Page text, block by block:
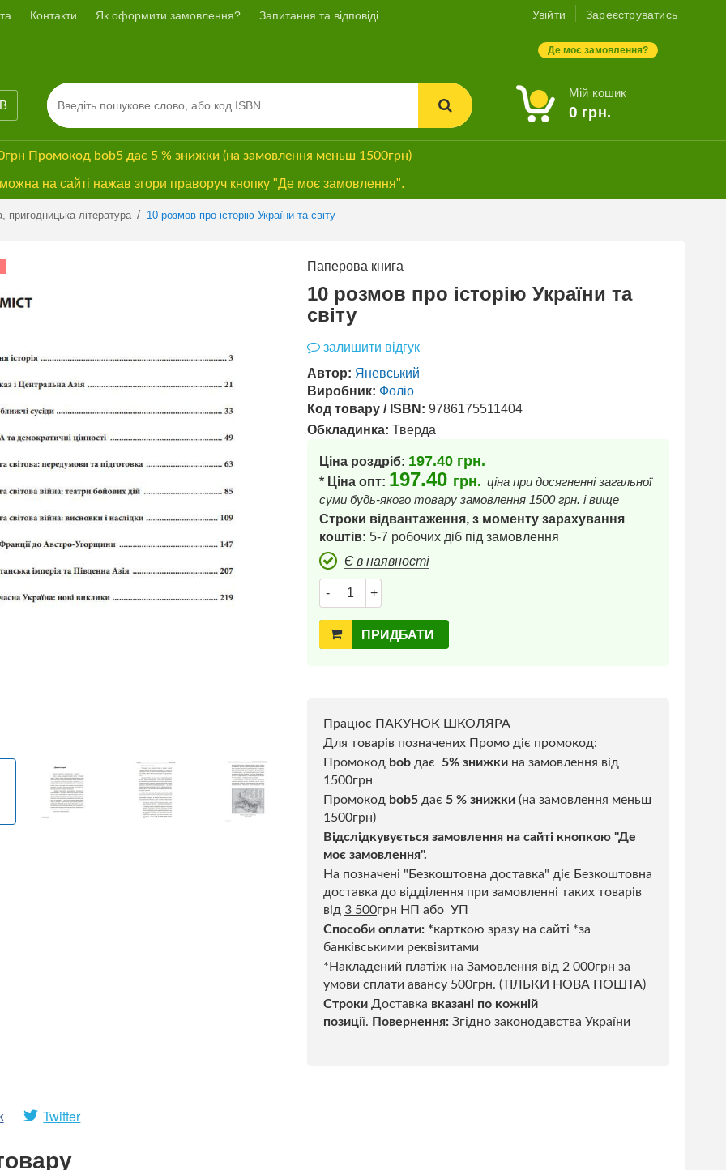
Контакти Як оформити замовлення? Запитання та відповіді Увійти Зареєструватись
Де моє замовлення?
Мій кошик
0 грн.
Промокод bob5 дає 5 % знижки (на замовлення меньш 1500грн)
на сайті нажав згори праворуч кнопку "Де моє замовлення".
пригодницька література / 10 розмов про історію України та світу
Previous
СУПЕРЗНИЖКА
Next
Паперова книга
10 розмов про історію України та
світу
залишити відгук
Автор: Яневський
Виробник: Фоліо
Код товару / ISBN: 9786175511404
Обкладинка: Тверда
Ціна роздріб: 197.40 грн.
* Ціна опт: 197.40 грн. ціна при досягненні загальної
суми будь-якого товару замовлення 1500 грн. і вище
Строки відвантаження, з моменту зарахування
коштів: 5-7 робочих діб під замовлення
Є в наявності
- +
ПРИДБАТИ
Працює ПАКУНОК ШКОЛЯРА
Для товарів позначених Промо діє промокод:
Промокод bob дає 5% знижки на замовлення від
1500грн
Промокод bob5 дає 5 % знижки (на замовлення меньш
1500грн)
Відслідкувується замовлення на сайті кнопкою "Де
моє замовлення".
На позначені "Безкоштовна доставка" діє Безкоштовна
доставка до відділення при замовленні таких товарів
від 3 500грн НП або УП
Способи оплати: *карткою зразу на сайті *за
банківськими реквізитами
*Накладений платіж на Замовлення від 2 000грн за
умови сплати авансу 500грн. (ТІЛЬКИ НОВА ПОШТА)
Строки Доставка вказані по кожній
позиції. Повернення: Згідно законодавства України
Twitter